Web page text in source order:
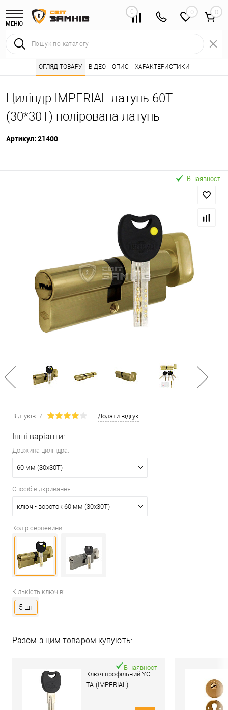
МЕНЮ
0 0
Інтернет магазин замків • Каталог товарів ⭐ • Серцевини
Циліндр IMPERIAL латунь 60T
(30*30T) полірована латунь
Артикул: 21400
ОГЛЯД ТОВАРУ ВІДЕО ОПИС ХАРАКТЕРИСТИКИ
Відгуків: 7 Додати відгук
Інші варіанти:
Довжина циліндра:
60 мм (30x30T)
Спосіб відкривання:
ключ - вороток 60 мм (30x30T)
Колір серцевини:
Кількість ключів:
5 шт
Разом з цим товаром купують:
Ключ профільний YO-
TA (IMPERIAL)
В наявності
В наявності